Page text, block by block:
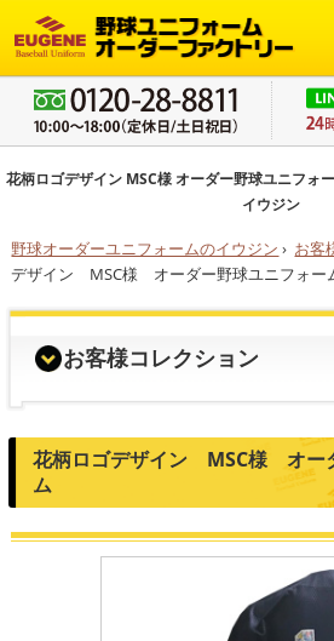
花柄ロゴデザイン MSC様 オーダー野球ユニフォ
イウジン
野球オーダーユニフォームのイウジン › お客
デザイン MSC様 オーダー野球ユニフォー
お客様コレクション
花柄ロゴデザイン MSC様 オー
ム